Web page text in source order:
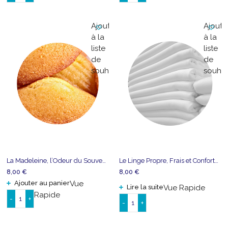
Cheminée
Piquant
Ajouter
à la
liste
de
souhaits
La Madeleine, l’Odeur du Souvenir
8,00 €
Ajouter au panierVue
Rapide
-
quantité
+
à la
liste
de
Le Linge Propre, Frais et Confortable
8,00 €
Lire la suiteVue Rapide
-
quantité
+